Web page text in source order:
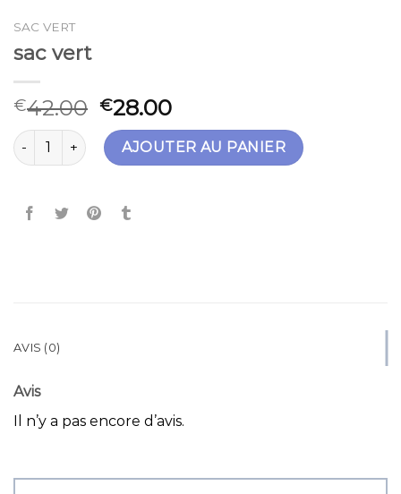
SAC VERT
sac vert
€42.00 €28.00
quantité de sac vertAJOUTER AU PANIER
AVIS (0)
Avis
Il n’y a pas encore d’avis.